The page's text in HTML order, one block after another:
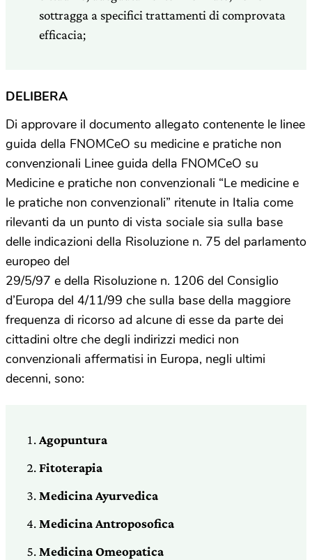
sottragga a specifici trattamenti di comprovata
efficacia;
DELIBERA
Di approvare il documento allegato contenente le linee
guida della FNOMCeO su medicine e pratiche non
convenzionali Linee guida della FNOMCeO su
Medicine e pratiche non convenzionali “Le medicine e
le pratiche non convenzionali” ritenute in Italia come
rilevanti da un punto di vista sociale sia sulla base
delle indicazioni della Risoluzione n. 75 del parlamento
europeo del
29/5/97 e della Risoluzione n. 1206 del Consiglio
d’Europa del 4/11/99 che sulla base della maggiore
frequenza di ricorso ad alcune di esse da parte dei
cittadini oltre che degli indirizzi medici non
convenzionali affermatisi in Europa, negli ultimi
decenni, sono:
Agopuntura
Fitoterapia
Medicina Ayurvedica
Medicina Antroposofica
Medicina Omeopatica